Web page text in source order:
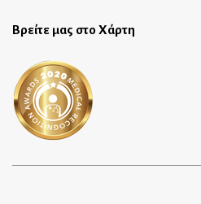
Βρείτε μας στο Χάρτη